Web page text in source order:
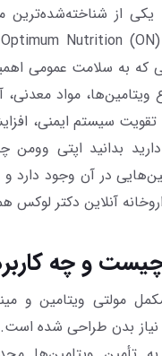
از
که به سلامت عمومی
ویتامین‌ها، مواد
سیستم ایمنی،
بدانید اپتی وومن
در آن وجود دارد
آنلاین دکتر لوکس
و چه
مولتی ویتامین و
بدن طراحی شده